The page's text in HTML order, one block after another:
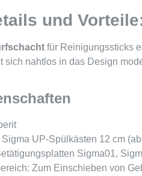
und
für Reinigungssticks
sich nahtlos in das Design
Sigma UP-Spülkästen 12 cm
Sigma01,
Zum Einschieben von